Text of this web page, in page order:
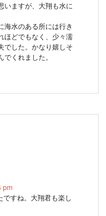
いますが、大翔も水に
海水のある所には行き
ほどでもなく、少々濡
でした。かなり嬉しそ
くれました。
pm
ですね。大翔君も楽し